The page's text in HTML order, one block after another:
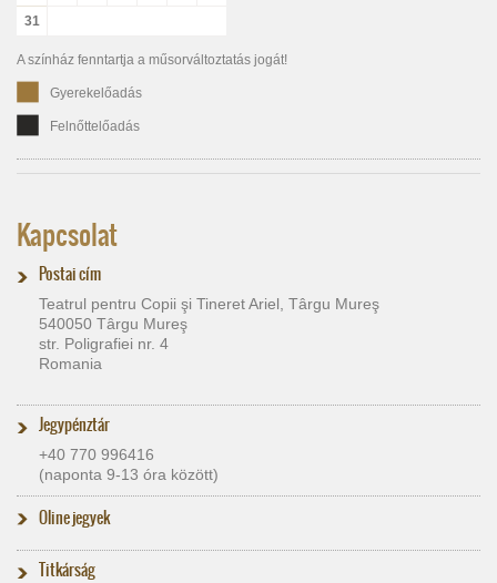
31
A színház fenntartja a műsorváltoztatás jogát!
Gyerekelőadás
Felnőttelőadás
Kapcsolat
Postai cím
Teatrul pentru Copii şi Tineret Ariel, Târgu Mureş
540050 Târgu Mureş
str. Poligrafiei nr. 4
Romania
Jegypénztár
+40 770 996416
(naponta 9-13 óra között)
Oline jegyek
Titkárság